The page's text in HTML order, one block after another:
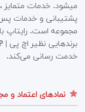
میشود. خدمات
پشتیبانی و خدمات
مجموعه است. رایتاپ
خدمت رسانی می‌کند.
نمادهای اعتماد و